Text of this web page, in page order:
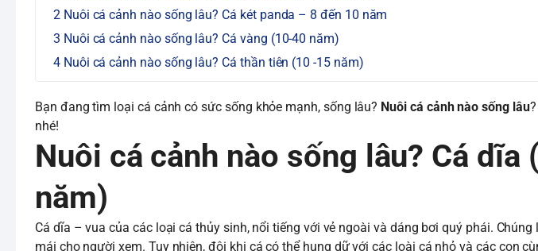
Nuôi cá cảnh nào sống lâu? Cá két panda – 8 đến 10 năm
Nuôi cá cảnh nào sống lâu? Cá vàng (10-40 năm)
Nuôi cá cảnh nào sống lâu? Cá thần tiên (10 -15 năm)
Bạn đang tìm loại cá cảnh có sức sống khỏe mạnh, sống lâu? Nuôi cá cảnh nào sống lâu
nhé!
Nuôi cá cảnh nào sống lâu? Cá
năm)
Cá dĩa – vua của các loại cá thủy sinh, nổi tiếng với vẻ ngoài và dáng bơi quý phái.
mái cho người xem. Tuy nhiên, đôi khi cá có thể hung dữ với các loài cá nhỏ và các con